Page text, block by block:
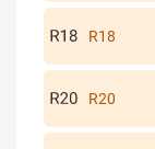
R18
R20